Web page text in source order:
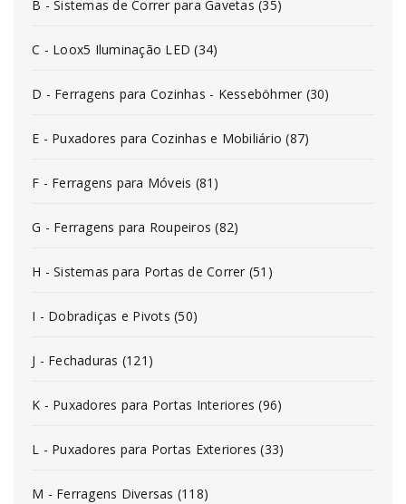
B - Sistemas de Correr para Gavetas (35)
C - Loox5 Iluminação LED (34)
D - Ferragens para Cozinhas - Kesseböhmer (30)
E - Puxadores para Cozinhas e Mobiliário (87)
F - Ferragens para Móveis (81)
G - Ferragens para Roupeiros (82)
H - Sistemas para Portas de Correr (51)
I - Dobradiças e Pivots (50)
J - Fechaduras (121)
K - Puxadores para Portas Interiores (96)
L - Puxadores para Portas Exteriores (33)
M - Ferragens Diversas (118)